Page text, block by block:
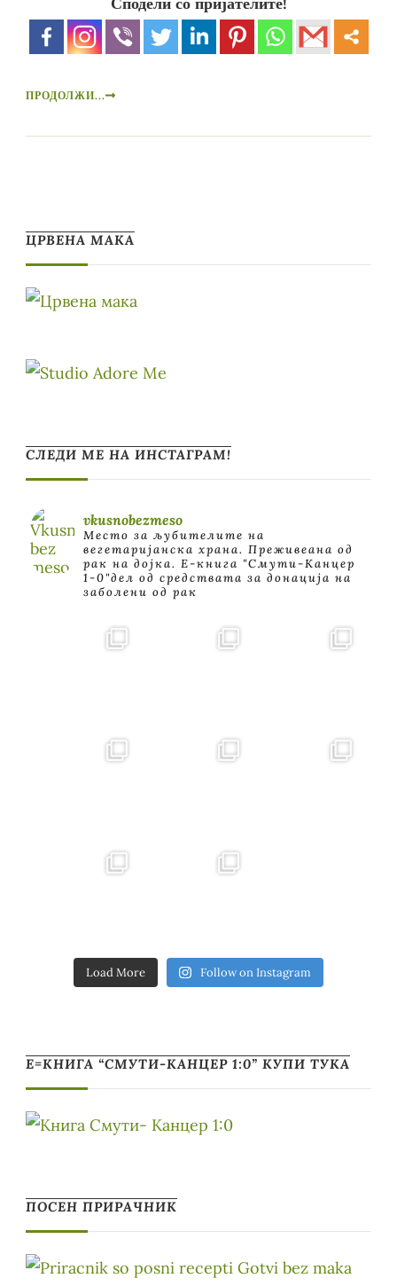
ПРОДОЛЖИ...
ЦРВЕНА МАКА
СЛЕДИ МЕ НА ИНСТАГРАМ!
vkusnobezmeso
Место за љубителите на
вегетаријанска храна. Преживеана од
рак на дојка. E-книга "Смути-Канцер
1-0"дел од средствата за донација на
заболени од рак
Load More Follow on Instagram
Е=КНИГА “СМУТИ-КАНЦЕР 1:0” КУПИ ТУКА
ПОСЕН ПРИРАЧНИК